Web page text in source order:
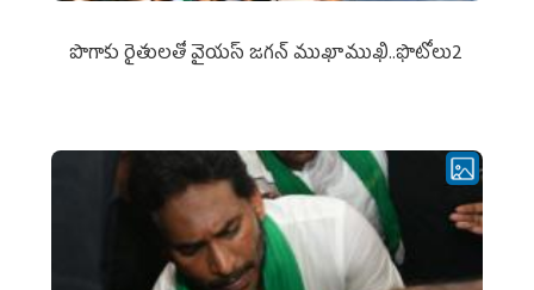
పొగాకు రైతుల‌తో వైయ‌స్ జ‌గ‌న్ ముఖాముఖి..ఫొటోలు2